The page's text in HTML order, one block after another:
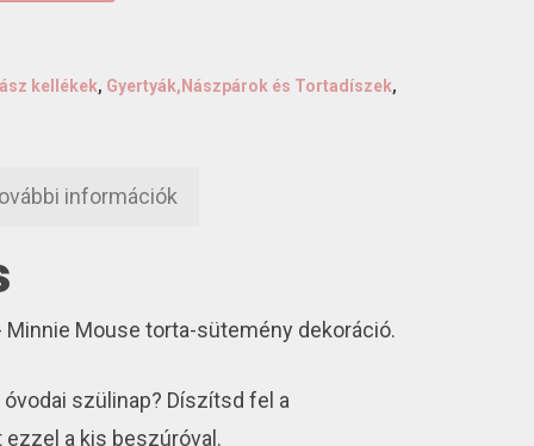
kellékek, Gyertyák,Nászpárok és Tortadíszek,
információk
Minnie Mouse torta-sütemény dekoráció.
szülinap? Díszítsd fel a
a kis beszúróval.